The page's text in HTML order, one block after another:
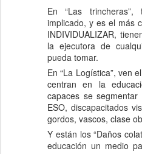
En “Las
implicado, y es el más
INDIVIDUALIZAR,
la ejecutora de
pueda tomar.
En “La Logística”, ven
centran en la
capaces se
ESO, discapacitados
gordos, vascos, clase
Y están los “Daños
educación un medio